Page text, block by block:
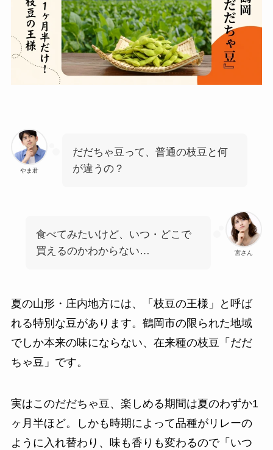
やま君
だだちゃ豆って、普通の枝豆と何
が違うの？
宮さん
食べてみたいけど、いつ・どこで
買えるのかわからない…
夏の山形・庄内地方には、「枝豆の王様」と呼ば
れる特別な豆があります。鶴岡市の限られた地域
でしか本来の味にならない、在来種の枝豆「だだ
ちゃ豆」です。
実はこのだだちゃ豆、楽しめる期間は夏のわずか1
ヶ月半ほど。しかも時期によって品種がリレーの
ように入れ替わり、味も香りも変わるので「いつ